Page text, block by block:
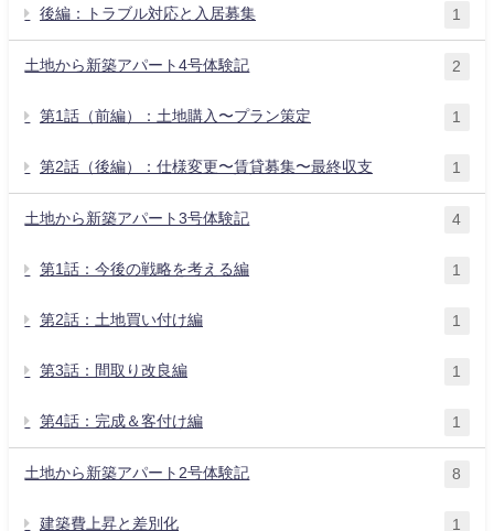
後編：トラブル対応と入居募集 1
土地から新築アパート4号体験記 2
第1話（前編）：土地購入〜プラン策定 1
第2話（後編）：仕様変更〜賃貸募集〜最終収支 1
土地から新築アパート3号体験記 4
第1話：今後の戦略を考える編 1
第2話：土地買い付け編 1
第3話：間取り改良編 1
第4話：完成＆客付け編 1
土地から新築アパート2号体験記 8
建築費上昇と差別化 1